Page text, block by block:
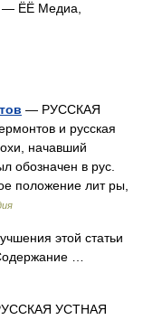
— ЁЁ Медиа,
— РУССКАЯ
и русская
начавший
обозначен в рус.
положение лит ры,
этой статьи
…
УСТНАЯ